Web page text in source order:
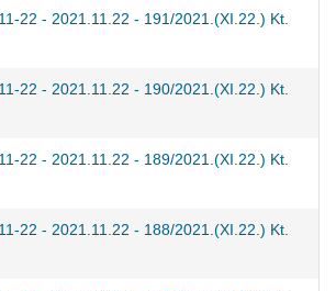
22 - 2021.11.22 - 191/2021.(XI.22.) Kt.
22 - 2021.11.22 - 190/2021.(XI.22.) Kt.
22 - 2021.11.22 - 189/2021.(XI.22.) Kt.
22 - 2021.11.22 - 188/2021.(XI.22.) Kt.